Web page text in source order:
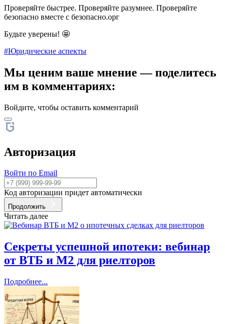
Проверяйте быстрее. Проверяйте разумнее. Проверяйте
безопасно вместе с безопасно.орг
Будьте уверены! 🤩
#Юридические аспекты
Мы ценим ваше мнение — поделитесь
им в комментариях:
Войдите, чтобы оставить комментарий
Авторизация
Войти по Email
Код авторизации придет автоматически
Продолжить
Читать далее
Секреты успешной ипотеки: вебинар
от ВТБ и М2 для риелторов
Подробнее...